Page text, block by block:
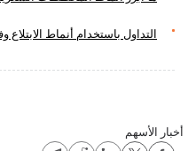
التداول باستخدام أنماط الابتلاع
أخبار الأسهم